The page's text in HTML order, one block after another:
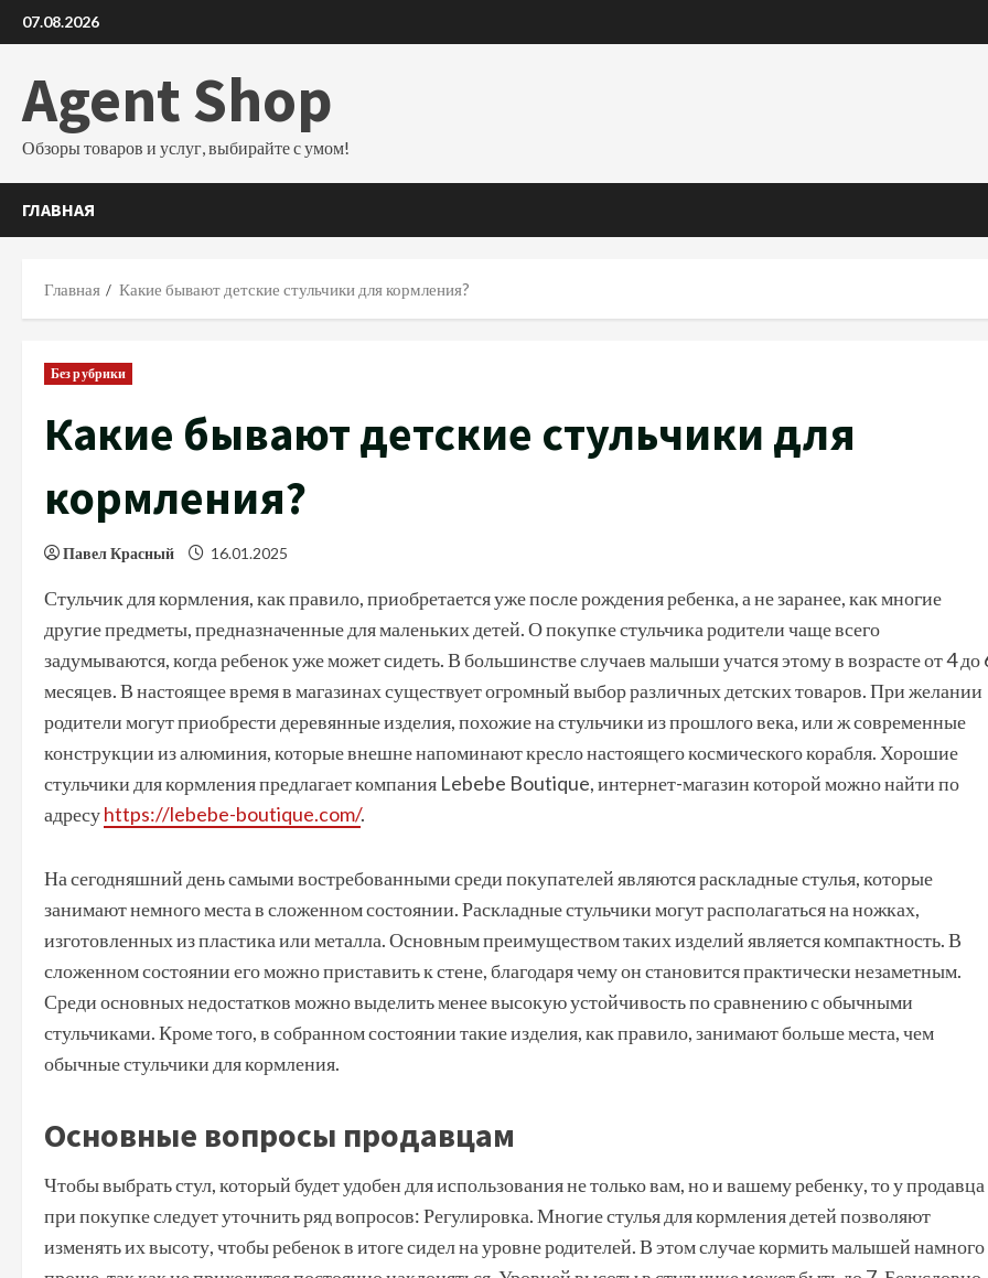
Перейти
к
07.08.2026
Agent Shop
Обзоры товаров и услуг, выбирайте с умом!
ГЛАВНАЯ
Главная Какие бывают детские стульчики для кормления?
Без рубрики
Какие бывают детские стульчики для
кормления?
Павел Красный 16.01.2025
Стульчик для кормления, как правило, приобретается уже после рождения ребенка, а не заранее, как многие
другие предметы, предназначенные для маленьких детей. О покупке стульчика родители чаще всего
задумываются, когда ребенок уже может сидеть. В большинстве случаев малыши учатся этому в возрасте от 4 до
месяцев. В настоящее время в магазинах существует огромный выбор различных детских товаров. При желании
родители могут приобрести деревянные изделия, похожие на стульчики из прошлого века, или ж современные
конструкции из алюминия, которые внешне напоминают кресло настоящего космического корабля. Хорошие
стульчики для кормления предлагает компания Lebebe Boutique, интернет-магазин которой можно найти по
адресуhttps://lebebe-boutique.com/.
На сегодняшний день самыми востребованными среди покупателей являются раскладные стулья, которые
занимают немного места в сложенном состоянии. Раскладные стульчики могут располагаться на ножках,
изготовленных из пластика или металла. Основным преимуществом таких изделий является компактность. В
сложенном состоянии его можно приставить к стене, благодаря чему он становится практически незаметным.
Среди основных недостатков можно выделить менее высокую устойчивость по сравнению с обычными
стульчиками. Кроме того, в собранном состоянии такие изделия, как правило, занимают больше места, чем
обычные стульчики для кормления.
Основные вопросы продавцам
Чтобы выбрать стул, который будет удобен для использования не только вам, но и вашему ребенку, то у продавца
при покупке следует уточнить ряд вопросов: Регулировка. Многие стулья для кормления детей позволяют
изменять их высоту, чтобы ребенок в итоге сидел на уровне родителей. В этом случае кормить малышей намного